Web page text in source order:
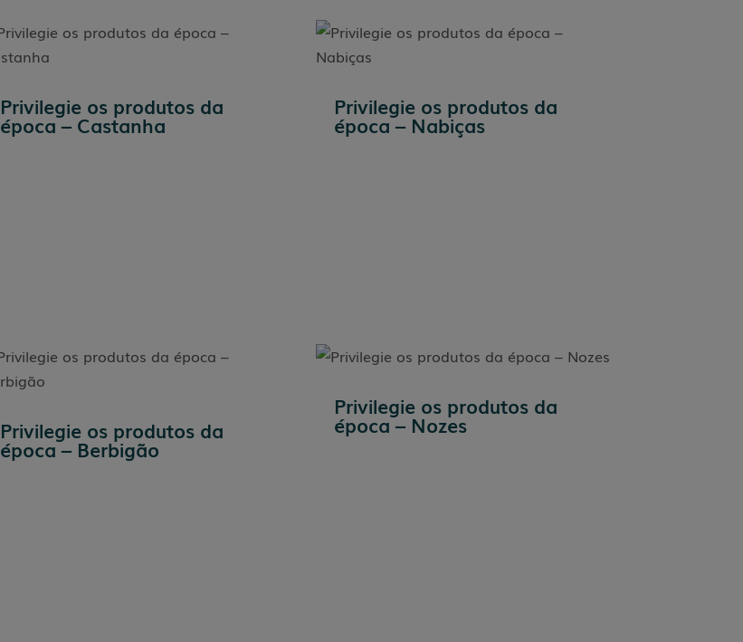
Privilegie os produtos da
época – Castanha
Privilegie os produtos da
época – Berbigão
Privilegie os produtos da
época – Nabiças
Privilegie os produtos da
época – Nozes